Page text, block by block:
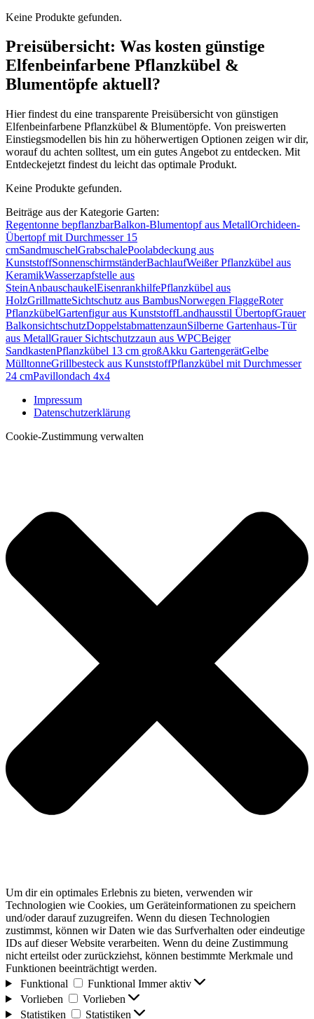
Keine Produkte gefunden.
Preisübersicht: Was kosten günstige
Elfenbeinfarbene Pflanzkübel &
Blumentöpfe aktuell?
Hier findest du eine transparente Preisübersicht von günstigen
Elfenbeinfarbene Pflanzkübel & Blumentöpfe. Von preiswerten
Einstiegsmodellen bis hin zu höherwertigen Optionen zeigen wir dir,
worauf du achten solltest, um ein gutes Angebot zu entdecken. Mit
Entdeckejetzt findest du leicht das optimale Produkt.
Keine Produkte gefunden.
Beiträge aus der Kategorie Garten:
Regentonne bepflanzbarBalkon-Blumentopf aus MetallOrchideen-
Übertopf mit Durchmesser 15
cmSandmuschelGrabschalePoolabdeckung aus
KunststoffSonnenschirmständerBachlaufWeißer Pflanzkübel aus
KeramikWasserzapfstelle aus
SteinAnbauschaukelEisenrankhilfePflanzkübel aus
HolzGrillmatteSichtschutz aus BambusNorwegen FlaggeRoter
PflanzkübelGartenfigur aus KunststoffLandhausstil ÜbertopfGrauer
BalkonsichtschutzDoppelstabmattenzaunSilberne Gartenhaus-Tür
aus MetallGrauer Sichtschutzzaun aus WPCBeiger
SandkastenPflanzkübel 13 cm großAkku GartengerätGelbe
MülltonneGrillbesteck aus KunststoffPflanzkübel mit Durchmesser
24 cmPavillondach 4x4
Impressum
Datenschutzerklärung
Cookie-Zustimmung verwalten
Um dir ein optimales Erlebnis zu bieten, verwenden wir
Technologien wie Cookies, um Geräteinformationen zu speichern
und/oder darauf zuzugreifen. Wenn du diesen Technologien
zustimmst, können wir Daten wie das Surfverhalten oder eindeutige
IDs auf dieser Website verarbeiten. Wenn du deine Zustimmung
nicht erteilst oder zurückziehst, können bestimmte Merkmale und
Funktionen beeinträchtigt werden.
Funktional
Funktional Immer aktiv
Vorlieben
Vorlieben
Statistiken
Statistiken